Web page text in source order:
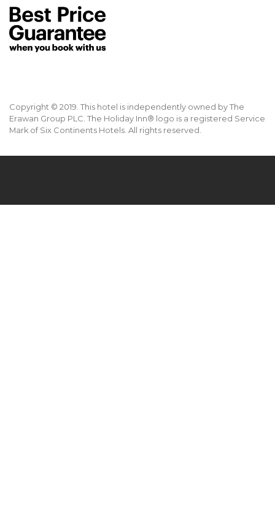
Copyright © 2019. This hotel is independently owned by The
Erawan Group PLC. The Holiday Inn® logo is a registered Service
Mark of Six Continents Hotels. All rights reserved.